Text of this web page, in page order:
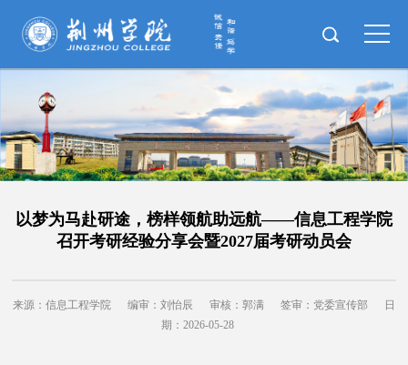
以梦为马赴研途，榜样领航助远航——信息工程学院
召开考研经验分享会暨2027届考研动员会
来源：信息工程学院 编审：刘怡辰 审核：郭满 签审：党委宣传部
日
期：2026-05-28